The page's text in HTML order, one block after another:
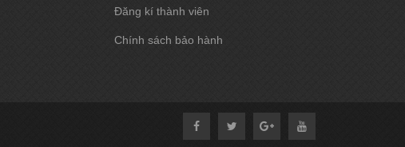
Đăng kí thành viên
Chính sách bảo hành